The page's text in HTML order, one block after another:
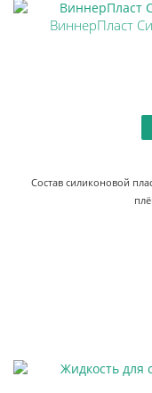
ВиннерПласт
Состав силиконовой